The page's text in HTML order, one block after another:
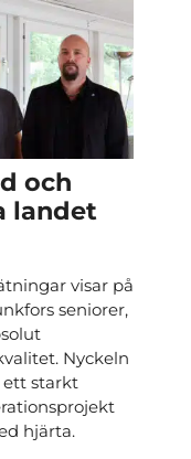
och
landet
visar på
seniorer,
Nyckeln
starkt
hjärta.